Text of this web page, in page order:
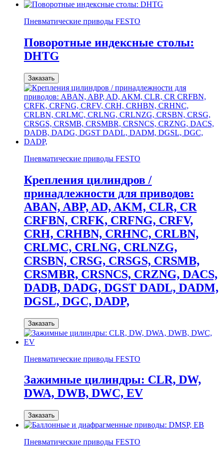
Пневматические приводы FESTO
Поворотные индексные столы:
DHTG
Заказать
Пневматические приводы FESTO
Крепления цилиндров /
принадлежности для приводов:
ABAN, ABP, AD, AKM, CLR, CR
CRFBN, CRFK, CRFNG, CRFV,
CRH, CRHBN, CRHNC, CRLBN,
CRLMC, CRLNG, CRLNZG,
CRSBN, CRSG, CRSGS, CRSMB,
CRSMBR, CRSNCS, CRZNG, DACS,
DADB, DADG, DGST DADL, DADM,
DGSL, DGC, DADP,
Заказать
Пневматические приводы FESTO
Зажимные цилиндры: CLR, DW,
DWA, DWB, DWC, EV
Заказать
Пневматические приводы FESTO